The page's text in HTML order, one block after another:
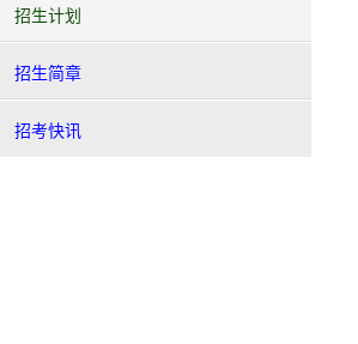
招生计划
招生简章
招考快讯